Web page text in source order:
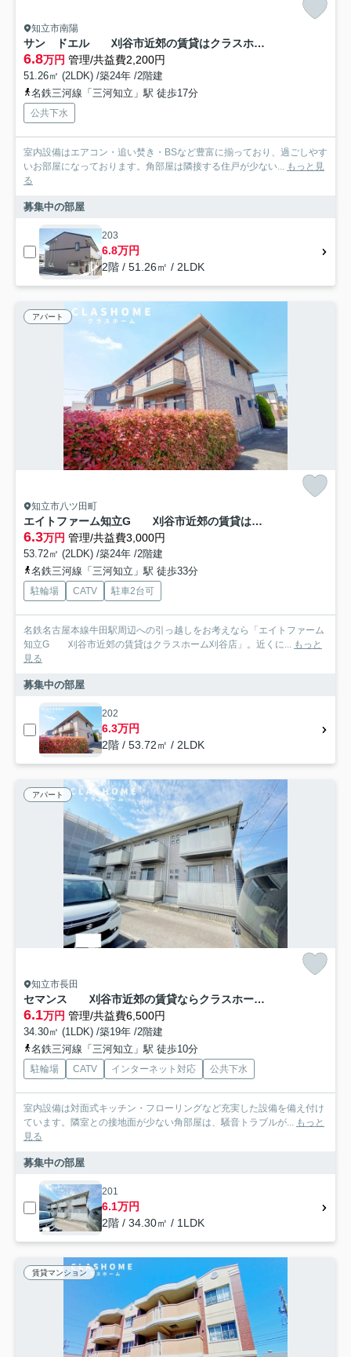
知立市南陽
サン ドエル 刈谷市近郊の賃貸はクラスホーム
6.8万円 管理/共益費2,200円
51.26㎡ (2LDK) /築24年 /2階建
名鉄三河線「三河知立」駅 徒歩17分
公共下水
室内設備はエアコン・追い焚き・BSなど豊富に揃っており、過ごしやす
いお部屋になっております。角部屋は隣接する住戸が少ない... もっと見
る
募集中の部屋
203
6.8万円
2階 / 51.26㎡ / 2LDK
アパート
知立市八ツ田町
エイトファーム知立G 刈谷市近郊の賃貸はクラスホーム刈谷店
6.3万円 管理/共益費3,000円
53.72㎡ (2LDK) /築24年 /2階建
名鉄三河線「三河知立」駅 徒歩33分
駐輪場 CATV 駐車2台可
名鉄名古屋本線牛田駅周辺への引っ越しをお考えなら「エイトファーム
知立G 刈谷市近郊の賃貸はクラスホーム刈谷店」。近くに... もっと
見る
募集中の部屋
202
6.3万円
2階 / 53.72㎡ / 2LDK
アパート
知立市長田
セマンス 刈谷市近郊の賃貸ならクラスホーム刈谷店
6.1万円 管理/共益費6,500円
34.30㎡ (1LDK) /築19年 /2階建
名鉄三河線「三河知立」駅 徒歩10分
駐輪場 CATV インターネット対応 公共下水
室内設備は対面式キッチン・フローリングなど充実した設備を備え付け
ています。隣室との接地面が少ない角部屋は、騒音トラブルが... もっと
見る
募集中の部屋
201
6.1万円
2階 / 34.30㎡ / 1LDK
賃貸マンション